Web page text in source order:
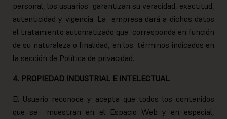
personal, los usuarios garantizan su veracidad, exactitud,
autenticidad y vigencia. La empresa dará a dichos datos
el tratamiento automatizado que corresponda en función
de su naturaleza o finalidad, en los términos indicados en
la sección de Política de privacidad.
4. PROPIEDAD INDUSTRIAL E INTELECTUAL
El Usuario reconoce y acepta que todos los contenidos
que se muestran en el Espacio Web y en especial,